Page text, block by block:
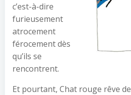
c’est-à-dire
furieusement
atrocement
férocement dès
qu’ils se
rencontrent.
Et pourtant, Chat rouge rêve